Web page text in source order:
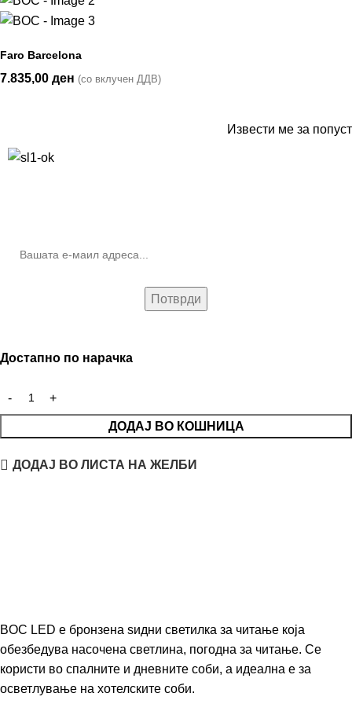
Faro Barcelona
7.835,00 ден (со вклучен ДДВ)
Извести ме за попуст
Достапно по нарачка
ДОДАЈ ВО КОШНИЦА
ДОДАЈ ВО ЛИСТА НА ЖЕЛБИ
BOC LED е бронзена ѕидни светилка за читање која
обезбедува насочена светлина, погодна за читање. Се
користи во спалните и дневните соби, а идеална е за
осветлување на хотелските соби.